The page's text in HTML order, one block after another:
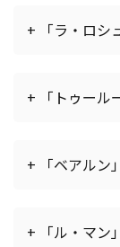
+ 「ラ・ロシ
+ 「トゥール
+ 「ベアルン
+ 「ル・マン